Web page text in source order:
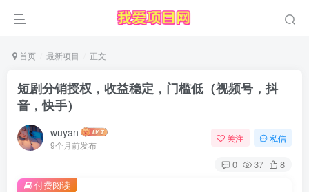
首页 最新项目 正文
短剧分销授权，收益稳定，门槛低（视频号，抖
音，快手）
wuyan
9个月前发布
关注 私信
0 37 8
付费阅读